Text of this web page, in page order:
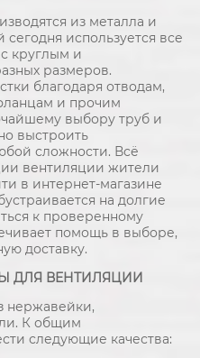
из металла и
используется все
круглым и
размеров.
благодаря отводам,
и прочим
выбору труб и
выстроить
сложности. Всё
вентиляции жители
в интернет-магазине
на долгие
к проверенному
помощь в выборе,
доставку.
ДЛЯ ВЕНТИЛЯЦИИ
нержавейки,
К общим
следующие качества: